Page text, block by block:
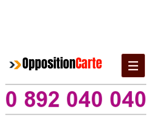
OppositionCarte